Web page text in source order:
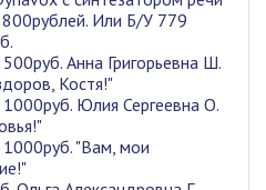
Или Б/У 779
Анна Григорьевна Ш.
Костя!"
1000руб. Юлия Сергеевна О.
1000руб. "Вам, мои